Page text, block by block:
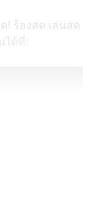
! ร้องสด เล่นสด
ได้ที่: